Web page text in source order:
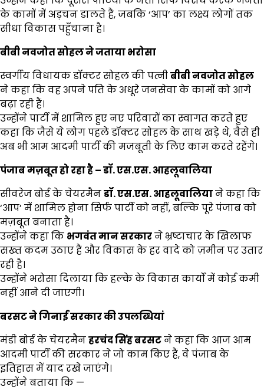
के कामों में अड़चन डालते हैं, जबकि ‘आप’ का लक्ष्य लोगों तक
सीधा विकास पहुँचाना है।
बीबी नवजोत सोहल ने जताया भरोसा
स्वर्गीय विधायक डॉक्टर सोहल की पत्नीबीबी नवजोत सोहल
ने कहा कि वह अपने पति के अधूरे जनसेवा के कामों को आगे
बढ़ा रही हैं।
उन्होंने पार्टी में शामिल हुए नए परिवारों का स्वागत करते हुए
कहा कि जैसे ये लोग पहले डॉक्टर सोहल के साथ खड़े थे, वैसे ही
अब भी आम आदमी पार्टी की मजबूती के लिए काम करते रहेंगे।
पंजाब मज़बूत हो रहा है–डॉ. एस.एस. आहलूवालिया
सीवरेज बोर्ड के चेयरमैनडॉ. एस.एस. आहलूवालियाने कहा कि
‘आप’ में शामिल होना सिर्फ पार्टी को नहीं, बल्कि पूरे पंजाब को
मज़बूत बनाता है।
उन्होंने कहा कि भगवंत मान सरकारने भ्रष्टाचार के खिलाफ
सख्त कदम उठाए हैं और विकास के हर वादे को ज़मीन पर उतार
रही है।
उन्होंने भरोसा दिलाया कि हल्के के विकास कार्यों में कोई कमी
नहीं आने दी जाएगी।
बरसट ने गिनाईं सरकार की उपलब्धियां
मंडी बोर्ड के चेयरमैनहरचंद सिंह बरसटने कहा कि आज आम
आदमी पार्टी की सरकार ने जो काम किए हैं, वे पंजाब के
इतिहास में याद रखे जाएंगे।
उन्होंने बताया कि —